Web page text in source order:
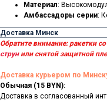
Материал:
Амбассадоры серии:
Доставка Минск
Обратите внимание: ракетки
струнили снятой защитной
Доставка курьером по
Обычная (15 BYN):
Доставка в согласованный